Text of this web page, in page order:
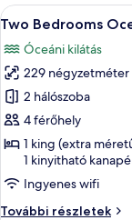
részletei
A
következő
szoba
összes
képének
megtekintése:
Two
Bedrooms
Ocean
Villa
35
Two Bedrooms
Óceáni kilátás
229 négyzetméter
2 hálószoba
4 férőhely
1 king (extra
1 kinyitható
Ingyenes wifi
További részletek
Two